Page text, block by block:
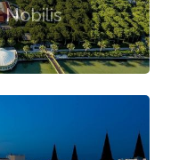
Nobilis